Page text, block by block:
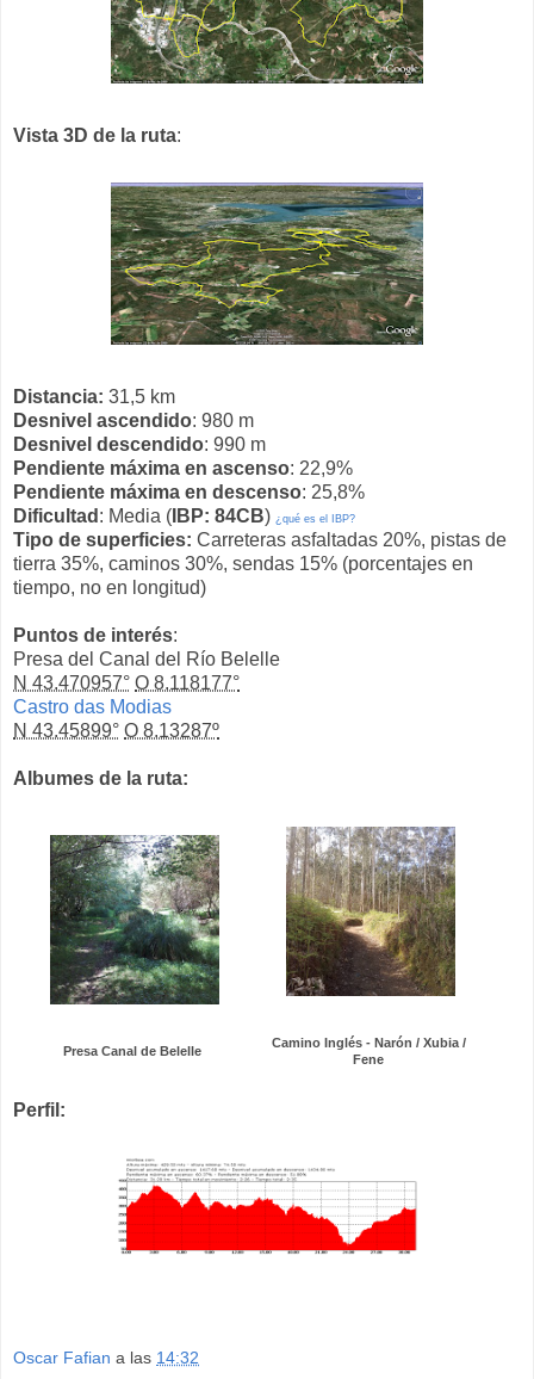
Vista 3D de la ruta:
Distancia: 31,5 km
Desnivel ascendido: 980 m
Desnivel descendido: 990 m
Pendiente máxima en ascenso: 22,9%
Pendiente máxima en descenso: 25,8%
Dificultad : Media ( IBP: 84CB) ¿qué es el IBP?
Tipo de superficies: Carreteras asfaltadas 20%, pistas de
tierra 35%, caminos 30%, sendas 15% (porcentajes en
tiempo, no en longitud)
Puntos de interés:
Presa del Canal del Río Belelle
N 43.470957° O 8.118177°
Castro das Modias
N 43.45899° O 8.13287º
Albumes de la ruta:
Presa Canal de Belelle
Camino Inglés - Narón / Xubia /
Fene
Perfil:
Oscar Fafian a las 14:32